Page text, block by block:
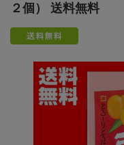
２個） 送料無料